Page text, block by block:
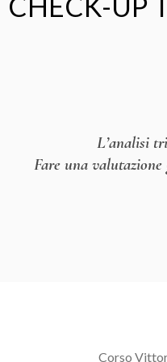
L’analisi
Fare una valutazione
Corso